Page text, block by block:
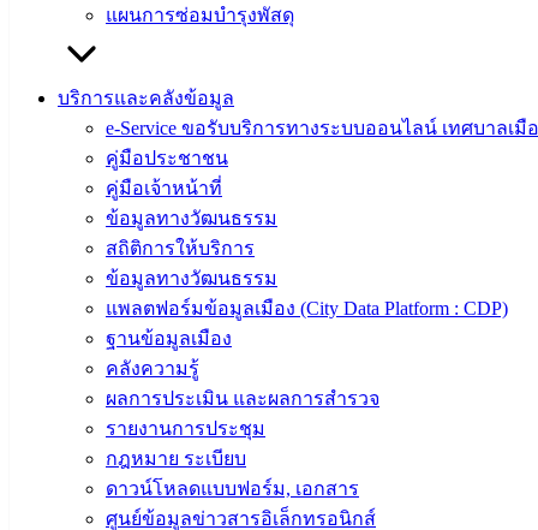
แผนการซ่อมบำรุงพัสดุ
บริการและคลังข้อมูล
e-Service ขอรับบริการทางระบบออนไลน์ เทศบาลเมื
คู่มือประชาชน
คู่มือเจ้าหน้าที่
ข้อมูลทางวัฒนธรรม
สถิติการให้บริการ
ข้อมูลทางวัฒนธรรม
แพลตฟอร์มข้อมูลเมือง (City Data Platform : CDP)
ฐานข้อมูลเมือง
คลังความรู้
ผลการประเมิน และผลการสำรวจ
รายงานการประชุม
กฎหมาย ระเบียบ
ดาวน์โหลดแบบฟอร์ม, เอกสาร
ศูนย์ข้อมูลข่าวสารอิเล็กทรอนิกส์
ราชการ
สภา
เทศบาล
สงวนลิขสิทธิ์ © 2563 เทศบาลเมืองอ่างศิลา จังหวัดชลบุรี |
angsilacity.go.th | Powered by